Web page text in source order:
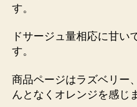
す。
ドサージュ量相応に甘い
す。
商品ページはラズベリー
んとなくオレンジを感じ